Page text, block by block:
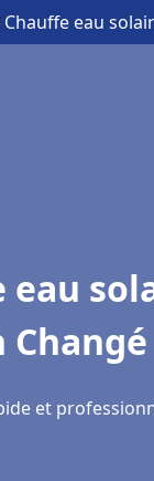
Chauffe eau
eau
et